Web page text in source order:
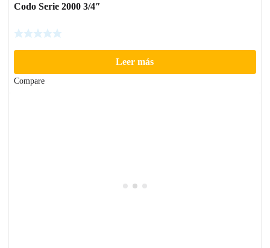
Codo Serie 2000 3/4″
Leer más
Compare